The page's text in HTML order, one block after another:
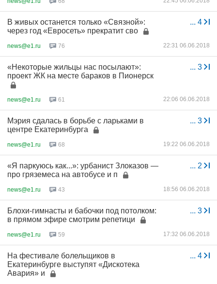
... 4
В живых останется только «Связной»:
через год «Евросеть» прекратит сво
news@e1.ru 76 22:31 06.06.2018
... 3
«Некоторые жильцы нас посылают»:
проект ЖК на месте бараков в Пионерск
news@e1.ru 61 22:06 06.06.2018
... 3
Мэрия сдалась в борьбе с ларьками в
центре Екатеринбурга
news@e1.ru 68 19:22 06.06.2018
... 2
«Я паркуюсь как...»: урбанист Злоказов —
про гряземеса на автобусе и п
news@e1.ru 43 18:56 06.06.2018
... 3
Блохи-гимнасты и бабочки под потолком:
в прямом эфире смотрим репетици
news@e1.ru 59 17:32 06.06.2018
... 4
На фестивале болельщиков в
Екатеринбурге выступят «Дискотека
Авария» и